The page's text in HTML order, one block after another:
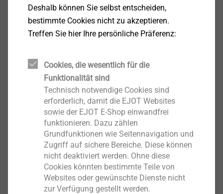
Garten, Land- und
Forstwirtschaft
Anzeigen
Haushaltsgeräte
Anzeigen
Luftfahrt
Anzeigen
Deshalb können Sie selbst entscheiden,
bestimmte Cookies nicht zu akzeptieren.
Treffen Sie hier Ihre persönliche Präferenz:
Cookies, die wesentlich für die
Funktionalität sind
Technisch notwendige Cookies sind
erforderlich, damit die EJOT Websites
sowie der EJOT E-Shop einwandfrei
funktionieren. Dazu zählen
Grundfunktionen wie Seitennavigation und
Zugriff auf sichere Bereiche. Diese können
nicht deaktiviert werden. Ohne diese
Cookies könnten bestimmte Teile von
Websites oder gewünschte Dienste nicht
zur Verfügung gestellt werden.